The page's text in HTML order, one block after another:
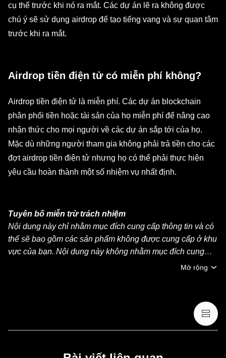
cụ thể trước khi nó ra mắt. Các dự án lẽ ra không được
chú ý sẽ sử dụng airdrop để tạo tiếng vang và sự quan tâm
trước khi ra mắt.
Airdrop tiền điện tử có miễn phí không?
Airdrop tiền điện tử là miễn phí. Các dự án blockchain
phân phối tiền hoặc tài sản của họ miễn phí để nâng cao
nhận thức cho mọi người về các dự án sắp tới của họ.
Mặc dù những người tham gia không phải trả tiền cho các
đợt airdrop tiền điện tử nhưng họ có thể phải thực hiện
yêu cầu hoàn thành một số nhiệm vụ nhất định.
Tuyên bố miễn trừ trách nhiệm
Nội dung này chỉ nhằm mục đích cung cấp thông tin và có
thể sẽ bao gồm các sản phẩm không được cung cấp ở khu
vực của bạn. Nội dung này không nhằm mục đích cung
cấp (i) lời khuyên đầu tư hoặc khuyến nghị đầu tư, (ii) lời
pháp lý hoặc thuế. Việc nắm giữ crypto/tài sản kỹ thuật số,
bao gồm stablecoin và NFT, có mức độ rủi ro cao và có thể
biến động mạnh. Bạn nên cân nhắc cẩn thận xem việc
hợp với điều kiện tài chính của mình hay không. Vui lòng
Mở rộng